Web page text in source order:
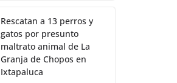
Rescatan a 13 perros y
gatos por presunto
maltrato animal de La
Granja de Chopos en
Ixtapaluca